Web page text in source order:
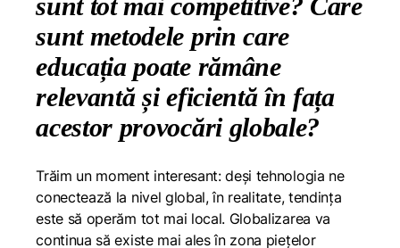
sunt metodele prin care
educația poate rămâne
relevantă și eficientă în fața
acestor provocări globale?
Trăim un moment interesant: deși tehnologia ne
conectează la nivel global, în realitate, tendința
este să operăm tot mai local. Globalizarea va
continua să existe mai ales în zona piețelor